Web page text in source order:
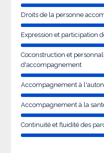
Droits de la personne
Expression et participation
Coconstruction et
d'accompagnement
Accompagnement à
Accompagnement à la
Continuité et fluidité des